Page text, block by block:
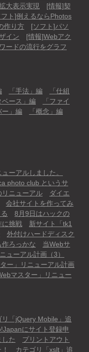
大表示実現
[情報]契
フト]例えるならPhotos
作り方
[ソフト]パソ
イン
[情報]Webアク
ードの流行をグラフ
「手法」編
「仕組
ベース」編
「ファイ
ー」編 「概念」編
ーアルしました。
photo club というサ
リニューアル
ダイエ
会社サイトを作ってみ
8月9日はハックの
に挑戦
新サイト「tk1
外付けハードディスク
ろっかな
当Webサ
ューアル計画（3）
ー」リニューアル計画
マスター」リニュー
リ「jQuery Mobile」追
にサイト登録申
た
プリントアウト
カテゴリ「xslt」追